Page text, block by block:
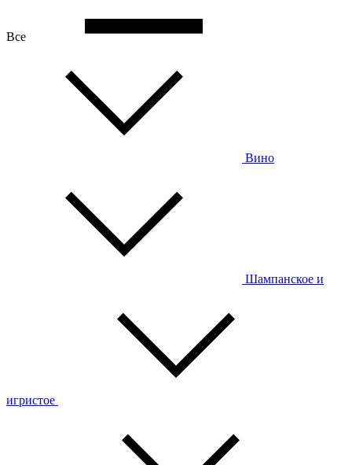
Все
Вино
Шампанское и
игристое